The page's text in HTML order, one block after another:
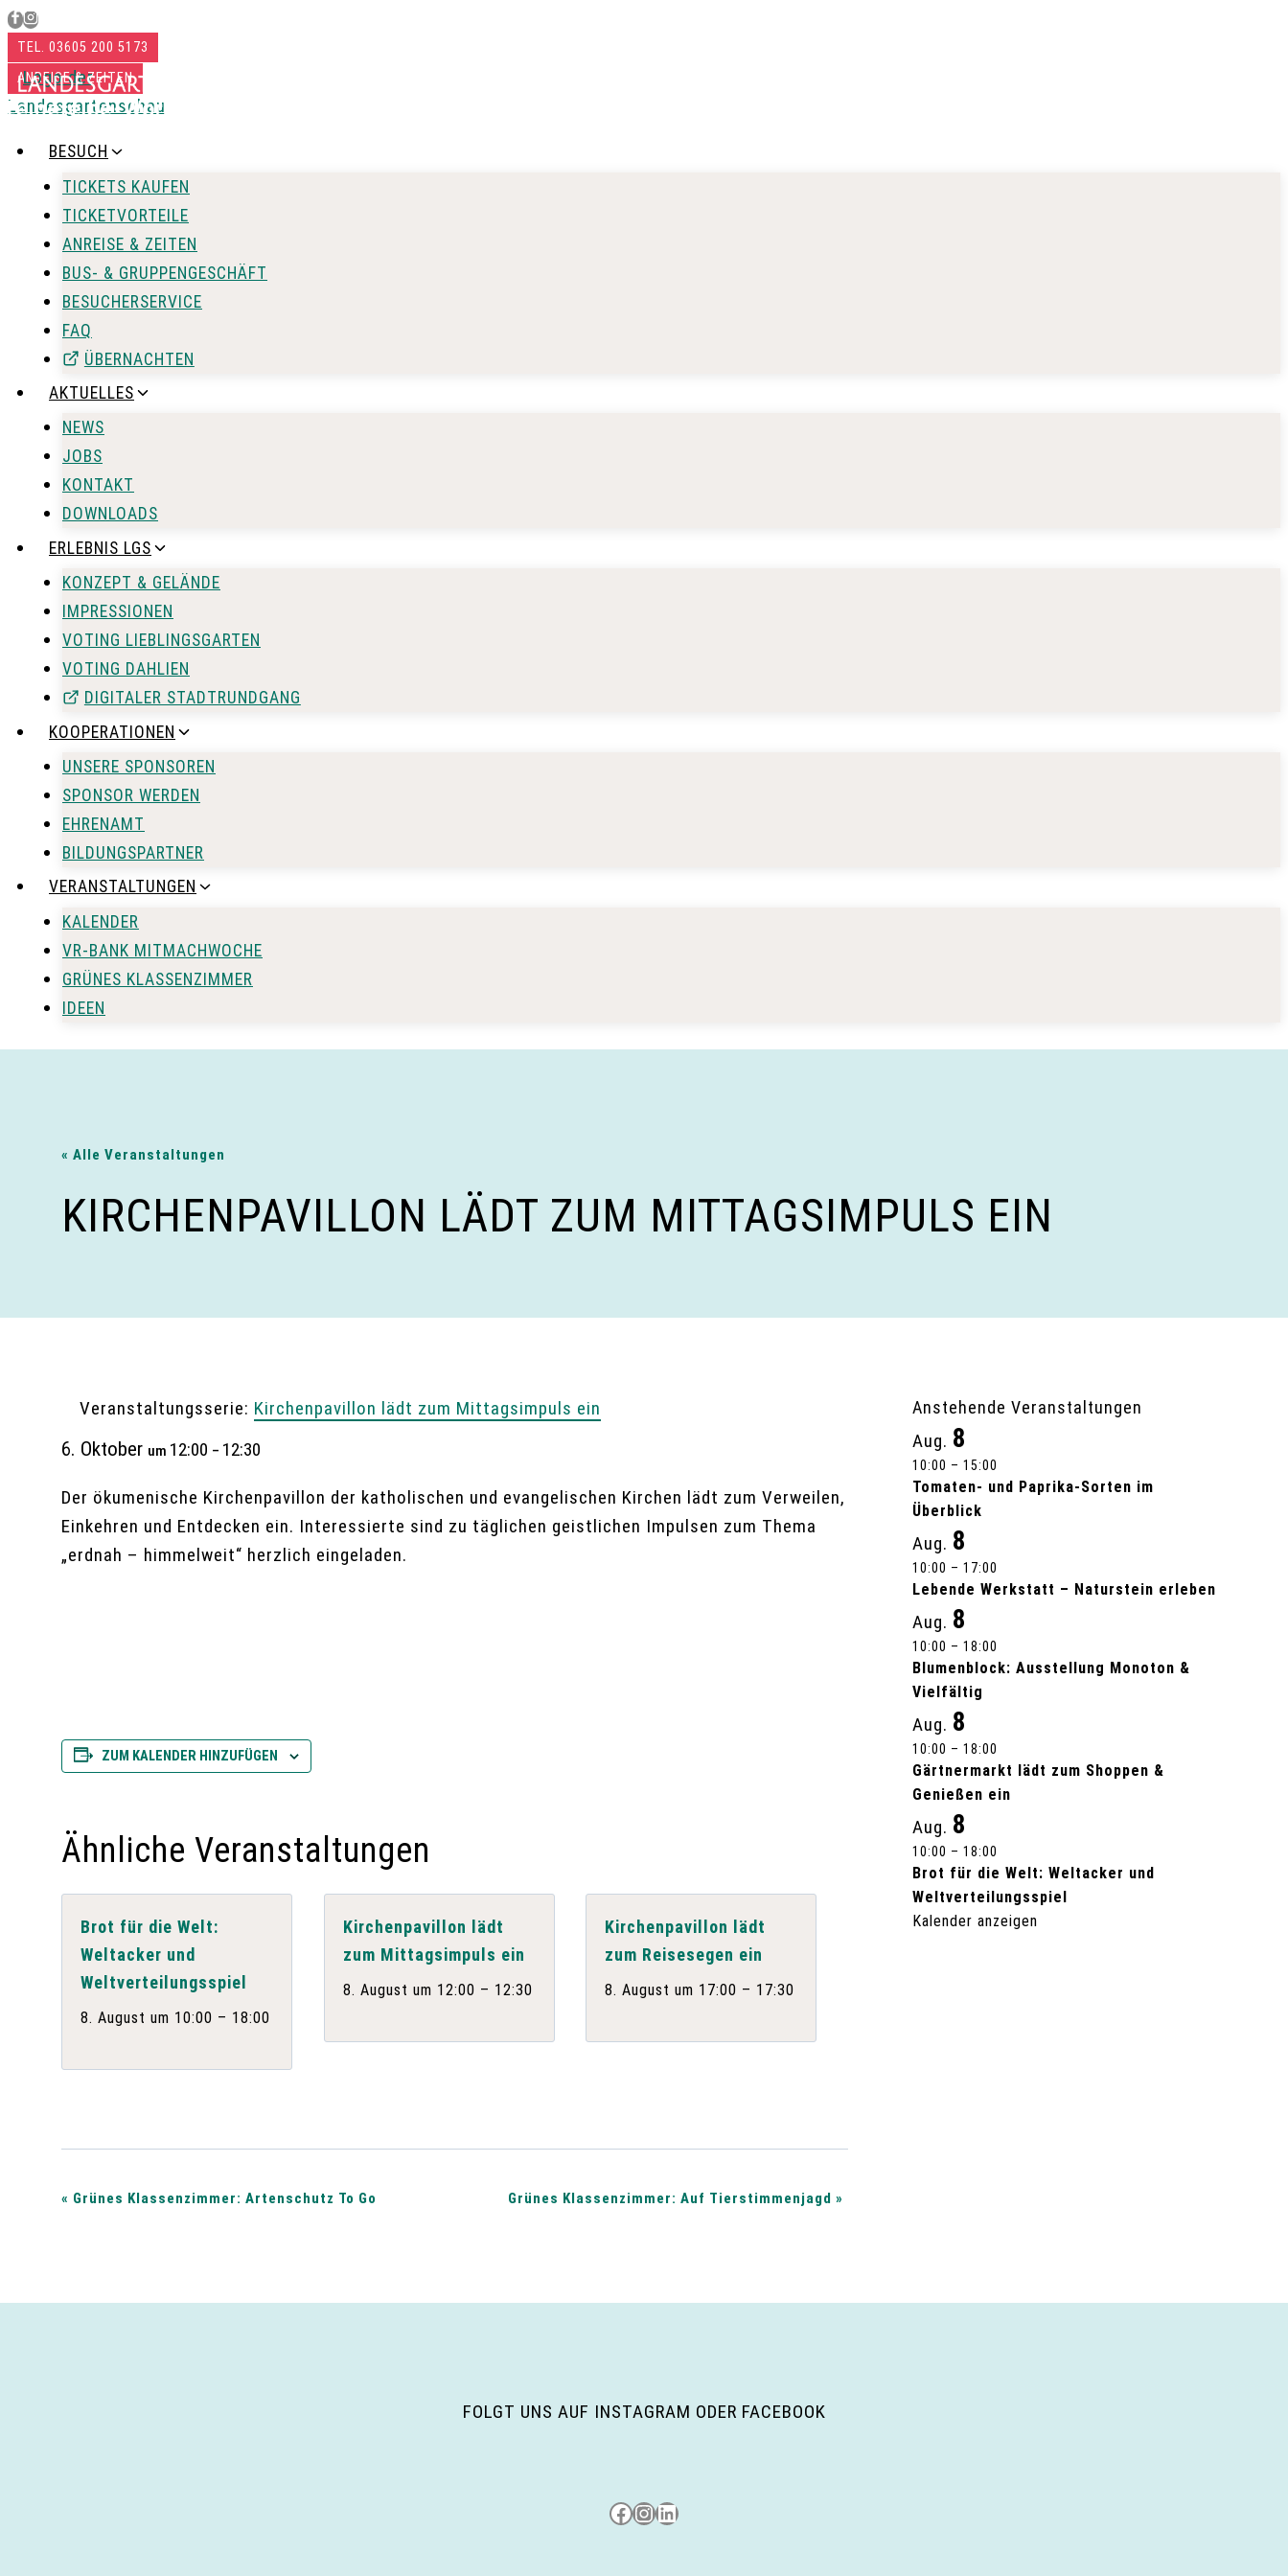
Zum
Inhalt
springen
TEL. 03605 200 5173
ANREISE & ZEITEN
BESUCH
TICKETS KAUFEN
TICKETVORTEILE
ANREISE & ZEITEN
BUS- & GRUPPENGESCHÄFT
BESUCHERSERVICE
FAQ
ÜBERNACHTEN
AKTUELLES
NEWS
JOBS
KONTAKT
DOWNLOADS
ERLEBNIS LGS
KONZEPT & GELÄNDE
IMPRESSIONEN
VOTING LIEBLINGSGARTEN
VOTING DAHLIEN
DIGITALER STADTRUNDGANG
KOOPERATIONEN
UNSERE SPONSOREN
SPONSOR WERDEN
EHRENAMT
BILDUNGSPARTNER
VERANSTALTUNGEN
KALENDER
VR-BANK MITMACHWOCHE
GRÜNES KLASSENZIMMER
IDEEN
« Alle Veranstaltungen
KIRCHENPAVILLON LÄDT ZUM MITTAGSIMPULS EIN
Veranstaltungsserie: Kirchenpavillon lädt zum Mittagsimpuls ein
6. Oktober um 12:00 – 12:30
Der ökumenische Kirchenpavillon der katholischen und evangelischen Kirchen lädt zum Verweilen,
Einkehren und Entdecken ein. Interessierte sind zu täglichen geistlichen Impulsen zum Thema
„erdnah – himmelweit“ herzlich eingeladen.
ZUM KALENDER HINZUFÜGEN
Ähnliche Veranstaltungen
Brot für die Welt:
Weltacker und
Weltverteilungsspiel
8. August um 10:00 – 18:00
Kirchenpavillon lädt
zum Mittagsimpuls ein
8. August um 12:00 – 12:30
Kirchenpavillon lädt
zum Reisesegen ein
8. August um 17:00 – 17:30
V
r
« Grünes Klassenzimmer: Artenschutz To Go Grünes Klassenzimmer: Auf Tierstimmenjagd»
Anstehende Veranstaltungen
Aug. 8
10:00 – 15:00
Tomaten- und Paprika-Sorten im
Überblick
Aug. 8
10:00 – 17:00
Lebende Werkstatt – Naturstein erleben
Aug. 8
10:00 – 18:00
Blumenblock: Ausstellung Monoton &
Vielfältig
Aug. 8
10:00 – 18:00
Gärtnermarkt lädt zum Shoppen &
Genießen ein
Aug. 8
10:00 – 18:00
Brot für die Welt: Weltacker und
Weltverteilungsspiel
Kalender anzeigen
FOLGT UNS AUF INSTAGRAM ODER FACEBOOK
Besuche uns auf Facebook
Besuche uns auf Instagram
LinkedIn